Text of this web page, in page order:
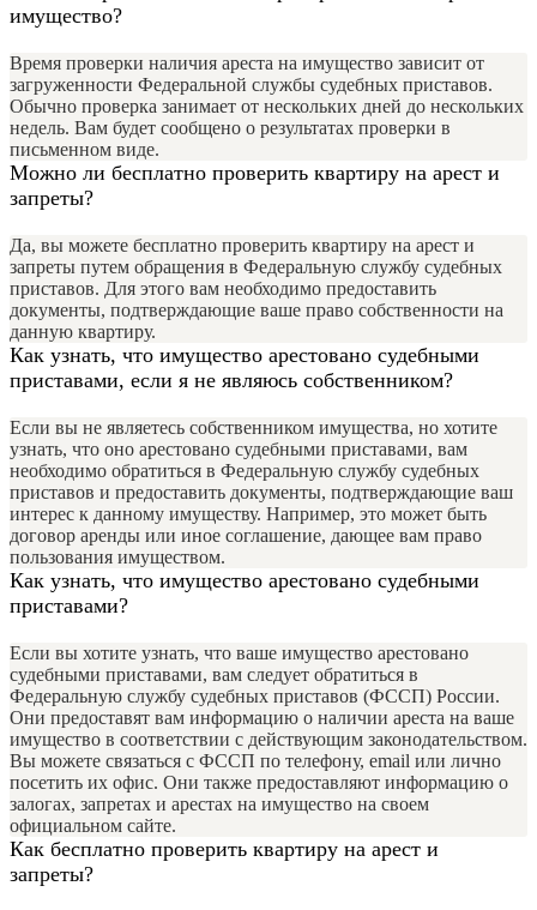
имущество?
Время проверки наличия ареста на имущество зависит от
загруженности Федеральной службы судебных приставов.
Обычно проверка занимает от нескольких дней до нескольких
недель. Вам будет сообщено о результатах проверки в
письменном виде.
Можно ли бесплатно проверить квартиру на арест и
запреты?
Да, вы можете бесплатно проверить квартиру на арест и
запреты путем обращения в Федеральную службу судебных
приставов. Для этого вам необходимо предоставить
документы, подтверждающие ваше право собственности на
данную квартиру.
Как узнать, что имущество арестовано судебными
приставами, если я не являюсь собственником?
Если вы не являетесь собственником имущества, но хотите
узнать, что оно арестовано судебными приставами, вам
необходимо обратиться в Федеральную службу судебных
приставов и предоставить документы, подтверждающие ваш
интерес к данному имуществу. Например, это может быть
договор аренды или иное соглашение, дающее вам право
пользования имуществом.
Как узнать, что имущество арестовано судебными
приставами?
Если вы хотите узнать, что ваше имущество арестовано
судебными приставами, вам следует обратиться в
Федеральную службу судебных приставов (ФССП) России.
Они предоставят вам информацию о наличии ареста на ваше
имущество в соответствии с действующим законодательством.
Вы можете связаться с ФССП по телефону, email или лично
посетить их офис. Они также предоставляют информацию о
залогах, запретах и арестах на имущество на своем
официальном сайте.
Как бесплатно проверить квартиру на арест и
запреты?